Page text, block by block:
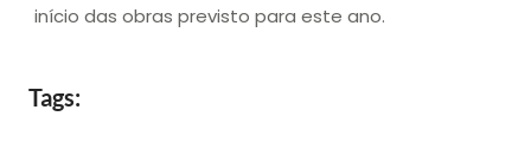
início das obras previsto para este ano.
Tags: